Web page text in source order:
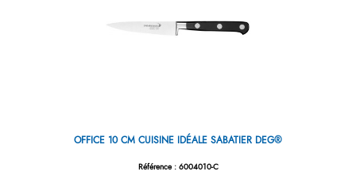
OFFICE 10 CM CUISINE IDÉALE SABATIER DEG®
Référence : 6004010-C